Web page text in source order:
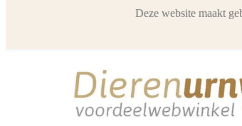
Deze website maakt